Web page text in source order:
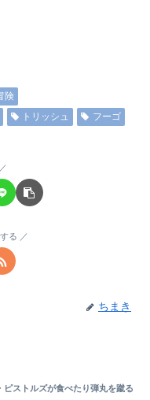
険
トリッシュ
フーゴ
る
ちまき
ピストルズが食べたり弾丸を蹴る